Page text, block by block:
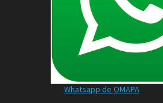
Whatsapp de OMAPA